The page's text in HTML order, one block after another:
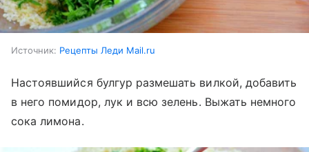
Источник: Рецепты Леди Mail.ru
Настоявшийся булгур размешать вилкой, добавить
в него помидор, лук и всю зелень. Выжать немного
сока лимона.